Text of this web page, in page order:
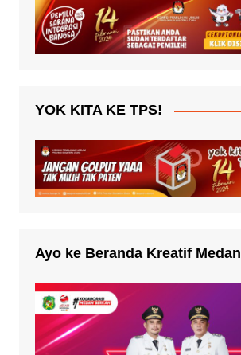
YOK KITA KE TPS!
Ayo ke Beranda Kreatif Medan